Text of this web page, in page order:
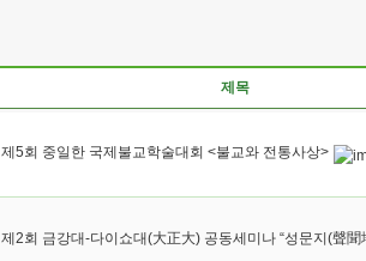
제목
제5회 중일한 국제불교학술대회 <불교와 전통사상>